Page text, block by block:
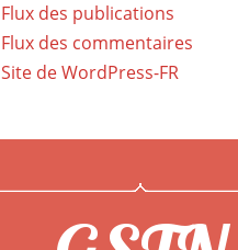
Flux des publications
Flux des commentaires
Site de WordPress-FR